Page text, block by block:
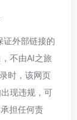
证外部链接的
不由AI之旅
时，该网页
现违规，可
担任何责